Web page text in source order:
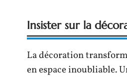
Insister sur la
La décoration
en espace inoubliable.